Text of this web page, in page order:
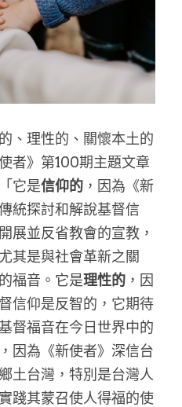
、理性的、關懷本土的
者》第100期主題文章
它是信仰的 ，因為《新
統探討和解說基督信
展並反省教會的宣教，
其是與社會革新之關
福音。它是理性的 ，因
信仰是反智的，它期待
督福音在今日世界中的
，因為《新使者》深信台
土台灣，特別是台灣人
踐其蒙召使人得福的使